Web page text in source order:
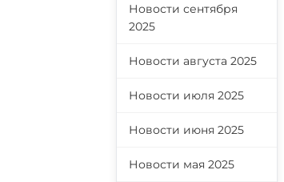
Новости сентября
2025
Новости августа 2025
Новости июля 2025
Новости июня 2025
Новости мая 2025